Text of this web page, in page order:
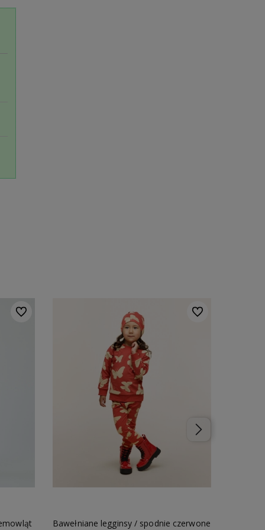
Do ulubionych
Bawełniane legginsy / spodnie czerwone
Do ulubionych